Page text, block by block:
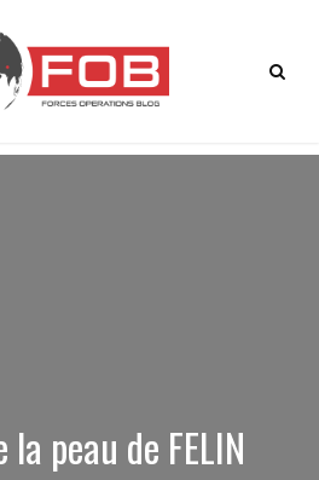
peau de FELIN